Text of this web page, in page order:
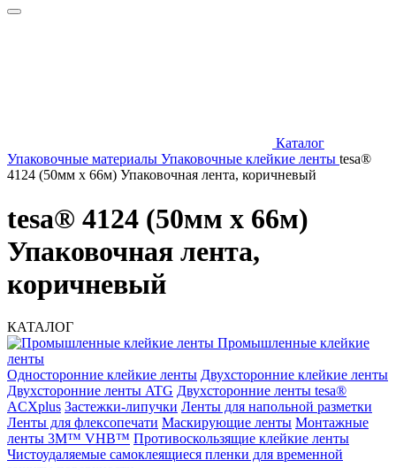
Каталог
Упаковочные материалы Упаковочные клейкие ленты tesa®
4124 (50мм x 66м) Упаковочная лента, коричневый
tesa® 4124 (50мм x 66м)
Упаковочная лента,
коричневый
КАТАЛОГ
Промышленные клейкие
ленты
Односторонние клейкие ленты Двухсторонние клейкие ленты
Двухсторонние ленты ATG Двухсторонние ленты tesa®
ACXplus Застежки-липучки Ленты для напольной разметки
Ленты для флексопечати Маскирующие ленты Монтажные
ленты 3M™ VHB™ Противоскользящие клейкие ленты
Чистоудаляемые самоклеящиеся пленки для временной